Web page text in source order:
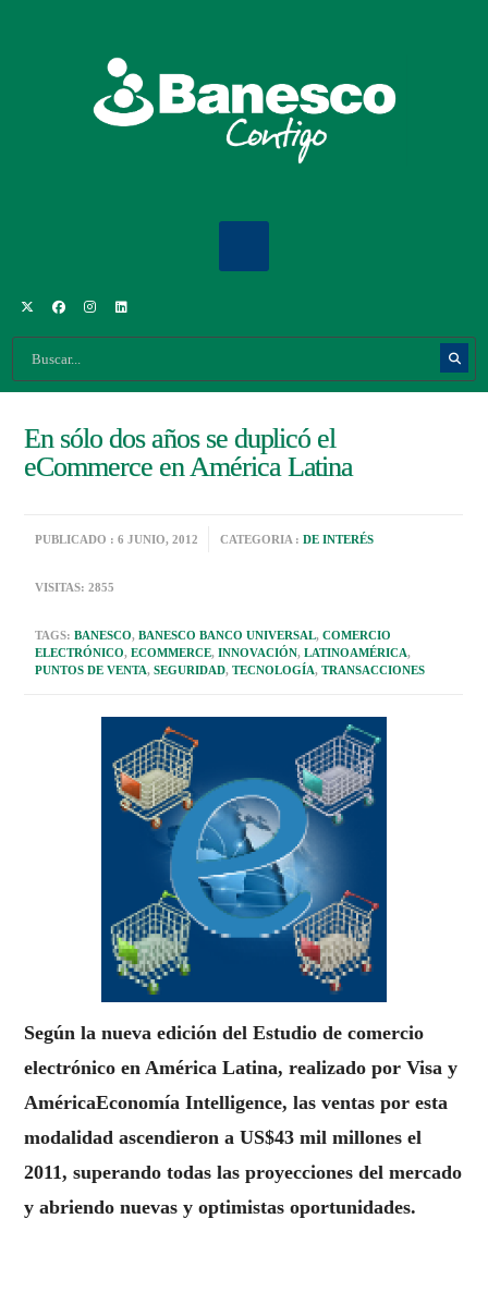
En sólo dos años se duplicó el
eCommerce en América Latina
PUBLICADO : 6 JUNIO, 2012 CATEGORIA :DE INTERÉS
VISITAS: 2855
TAGS:BANESCO,BANESCO BANCO UNIVERSAL,COMERCIO
ELECTRÓNICO,ECOMMERCE,INNOVACIÓN,LATINOAMÉRICA,
PUNTOS DE VENTA,SEGURIDAD,TECNOLOGÍA,TRANSACCIONES
Según la nueva edición del Estudio de comercio
electrónico en América Latina, realizado por Visa y
AméricaEconomía Intelligence, las ventas por esta
modalidad ascendieron a US$43 mil millones el
2011, superando todas las proyecciones del mercado
y abriendo nuevas y optimistas oportunidades.